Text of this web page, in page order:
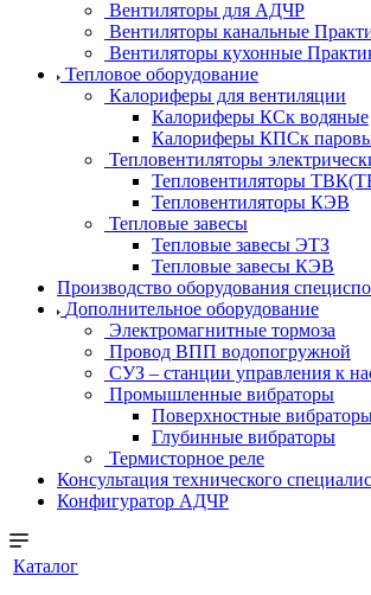
Вентиляторы для АДЧР
Вентиляторы канальные
Вентиляторы кухонные
Тепловое оборудование
Калориферы для вентиляции
Калориферы КСк водяные
Калориферы КПСк
Тепловентиляторы
Тепловентиляторы
Тепловентиляторы КЭВ
Тепловые завесы
Тепловые завесы ЭТЗ
Тепловые завесы КЭВ
Производство оборудования
Дополнительное оборудование
Электромагнитные тормоза
Провод ВПП водопогружной
СУЗ – станции управления к
Промышленные вибраторы
Поверхностные
Глубинные вибраторы
Термисторное реле
Консультация технического
Конфигуратор АДЧР
Каталог